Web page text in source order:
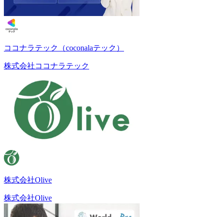
ココナラテック（coconalaテック）
株式会社ココナラテック
株式会社Olive
株式会社Olive